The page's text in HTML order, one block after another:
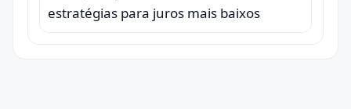
estratégias para juros mais baixos